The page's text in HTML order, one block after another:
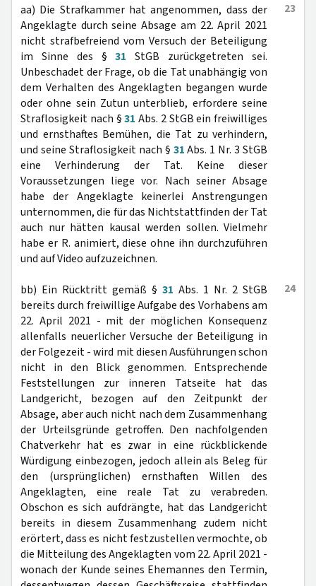
23
aa) Die Strafkammer hat angenommen, dass der
Angeklagte durch seine Absage am 22. April 2021
nicht strafbefreiend vom Versuch der Beteiligung
im Sinne des §31 StGB zurückgetreten sei.
Unbeschadet der Frage, ob die Tat unabhängig von
dem Verhalten des Angeklagten begangen wurde
oder ohne sein Zutun unterblieb, erfordere seine
Straflosigkeit nach §31 Abs. 2 StGB ein freiwilliges
und ernsthaftes Bemühen, die Tat zu verhindern,
und seine Straflosigkeit nach § 31Abs. 1 Nr. 3 StGB
eine Verhinderung der Tat. Keine dieser
Voraussetzungen liege vor. Nach seiner Absage
habe der Angeklagte keinerlei Anstrengungen
unternommen, die für das Nichtstattfinden der Tat
auch nur hätten kausal werden sollen. Vielmehr
habe er R. animiert, diese ohne ihn durchzuführen
und auf Video aufzuzeichnen.
24
bb) Ein Rücktritt gemäß § 31 Abs. 1 Nr. 2 StGB
bereits durch freiwillige Aufgabe des Vorhabens am
22. April 2021 - mit der möglichen Konsequenz
allenfalls neuerlicher Versuche der Beteiligung in
der Folgezeit - wird mit diesen Ausführungen schon
nicht in den Blick genommen. Entsprechende
Feststellungen zur inneren Tatseite hat das
Landgericht, bezogen auf den Zeitpunkt der
Absage, aber auch nicht nach dem Zusammenhang
der Urteilsgründe getroffen. Den nachfolgenden
Chatverkehr hat es zwar in eine rückblickende
Würdigung einbezogen, jedoch allein als Beleg für
den (ursprünglichen) ernsthaften Willen des
Angeklagten, eine reale Tat zu verabreden.
Obschon es sich aufdrängte, hat das Landgericht
bereits in diesem Zusammenhang zudem nicht
erörtert, dass es nicht festzustellen vermochte, ob
die Mitteilung des Angeklagten vom 22. April 2021 -
wonach der Kunde seines Ehemannes den Termin,